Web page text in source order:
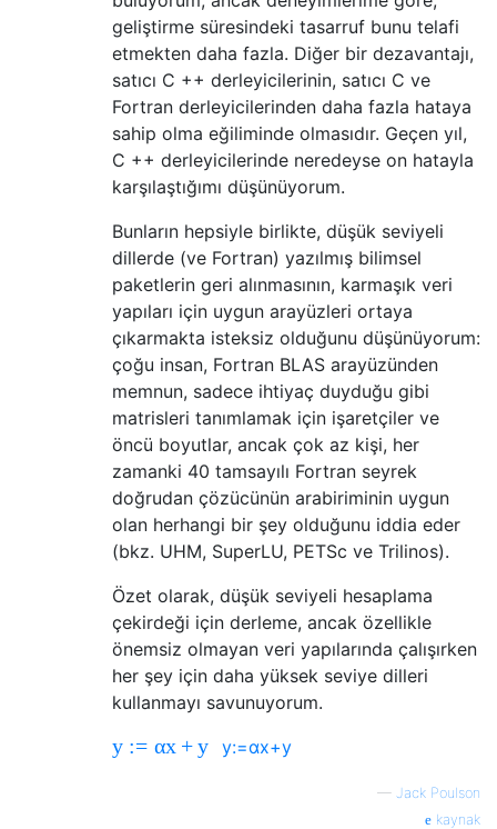
geliştirme süresindeki tasarruf bunu telafi
etmekten daha fazla. Diğer bir dezavantajı,
satıcı C ++ derleyicilerinin, satıcı C ve
Fortran derleyicilerinden daha fazla hataya
sahip olma eğiliminde olmasıdır. Geçen yıl,
C ++ derleyicilerinde neredeyse on hatayla
karşılaştığımı düşünüyorum.
Bunların hepsiyle birlikte, düşük seviyeli
dillerde (ve Fortran) yazılmış bilimsel
paketlerin geri alınmasının, karmaşık veri
yapıları için uygun arayüzleri ortaya
çıkarmakta isteksiz olduğunu düşünüyorum:
çoğu insan, Fortran BLAS arayüzünden
memnun, sadece ihtiyaç duyduğu gibi
matrisleri tanımlamak için işaretçiler ve
öncü boyutlar, ancak çok az kişi, her
zamanki 40 tamsayılı Fortran seyrek
doğrudan çözücünün arabiriminin uygun
olan herhangi bir şey olduğunu iddia eder
(bkz. UHM, SuperLU, PETSc ve Trilinos).
Özet olarak, düşük seviyeli hesaplama
çekirdeği için derleme, ancak özellikle
önemsiz olmayan veri yapılarında çalışırken
her şey için daha yüksek seviye dilleri
kullanmayı savunuyorum.
y := αx + y y:=αx+y
— Jack Poulson
kaynak